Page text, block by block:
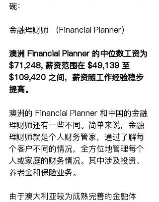
碗：
金融理财师 （Financial Planner）
澳洲 Financial Planner 的中位数工资为
$71,248, 薪资范围在 $49,139 至
$109,420 之间，薪资随工作经验稳步
提高。
澳洲的 Financial Planner 和中国的金融
理财师还有一些不同。简单来说，金融
理财师就是个人财务管家，通过了解每
个客户不同的情况，全方位地管理每个
人或家庭的财务情况。其中涉及投资、
养老金和保险业务。
由于澳大利亚较为成熟完善的金融体